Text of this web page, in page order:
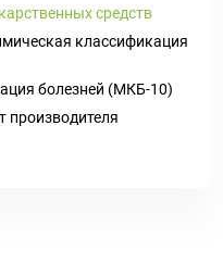
средств
классификация
болезней (МКБ-10)
производителя